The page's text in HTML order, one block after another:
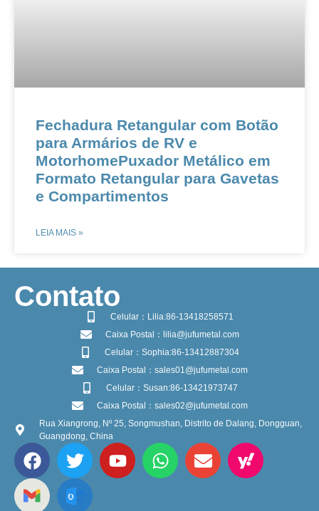
Fechadura Retangular com Botão
para Armários de RV e
Motorhome​​​​Puxador Metálico em
Formato Retangular para Gavetas
e Compartimentos​​
LEIA MAIS »
​Contato
Celular：Lilia:86-13418258571
Caixa Postal：lilia@jufumetal.com
Celular：Sophia:86-13412887304
Caixa Postal：sales01@jufumetal.com
Celular：Susan:86-13421973747
Caixa Postal：sales02@jufumetal.com
Rua Xiangrong, Nº 25, Songmushan, Distrito de Dalang, Dongguan,
Guangdong, China